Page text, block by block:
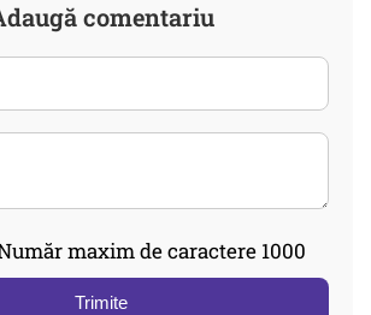
comentariu
maxim de caractere 1000
Trimite